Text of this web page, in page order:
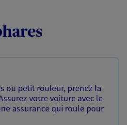
ou petit rouleur, prenez la
votre voiture avec le
assurance qui roule pour